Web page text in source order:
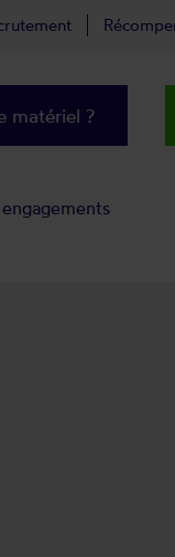
matériel ?